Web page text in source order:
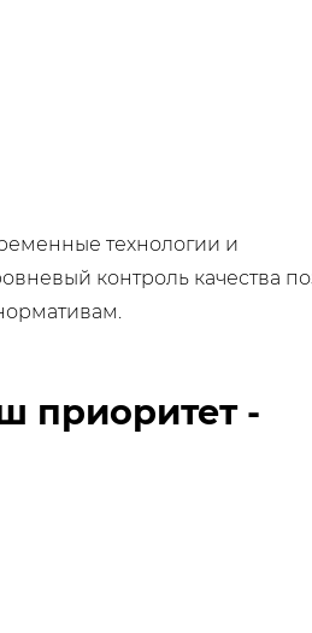
технологии и
контроль качества
приоритет -